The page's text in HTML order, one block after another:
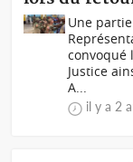
Une
convoqué
Justice
A...
il y a 2